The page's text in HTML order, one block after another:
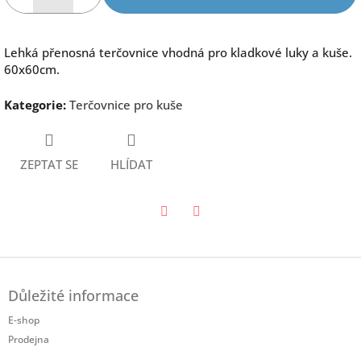
Lehká přenosná terčovnice vhodná pro kladkové luky a kuše.
60x60cm.
Kategorie: Terčovnice pro kuše
ZEPTAT SE HLÍDAT
Důležité informace
E-shop
Prodejna